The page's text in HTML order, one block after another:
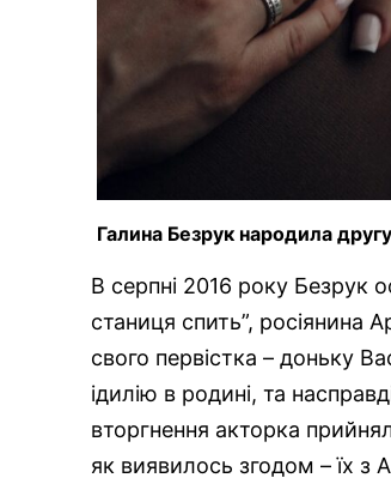
Галина Безрук народила
В серпні 2016 року Безрук
станиця спить”, росіянина
свого первістка – доньку
ідилію в родині, та
вторгнення акторка
як виявилось згодом – їх з